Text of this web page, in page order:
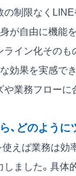
制限なくLINE
身が自由に機能
イン化そのも
な効果を実感で
や業務フローに
、どのように
えば業務は効
しました。具体